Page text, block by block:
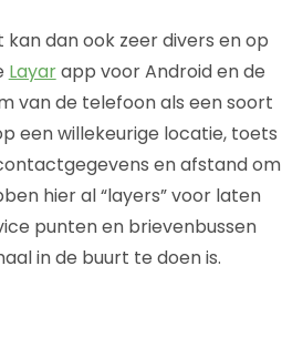
dan ook zeer divers en op
Layarapp voor Android en de
van de telefoon als een soort
een willekeurige locatie, toets
en afstand om
hier al “layers” voor laten
punten en brievenbussen
in de buurt te doen is.